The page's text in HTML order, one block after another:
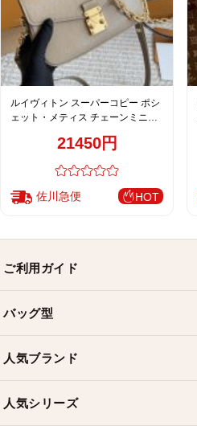
ルイヴィトン スーパーコピー ポシ
ェット・メティス チェーンミニバ
21450円
佐川急便 HOT
ご利用ガイド
配送について
返品・交換
バッグ型
ショルダーバッグ
クロスボディバッグ
人気ブランド
シャネルバッグ
人気シリーズ